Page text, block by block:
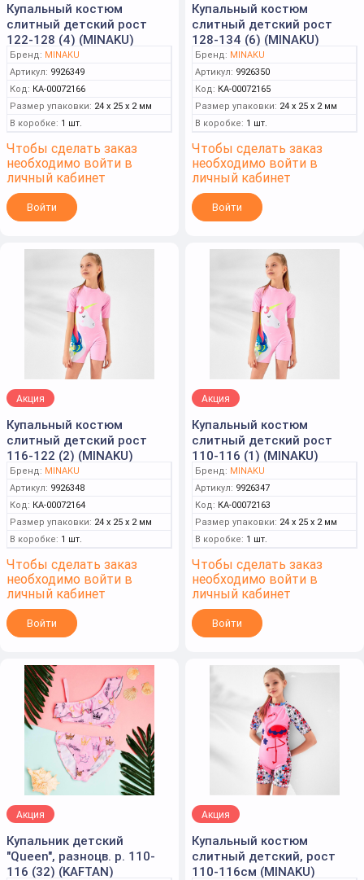
Купальный костюм
слитный детский рост
122-128 (4) (MINAKU)
Бренд: MINAKU
Артикул: 9926349
Код: КА-00072166
Размер упаковки: 24 x 25 x 2 мм
В коробке: 1 шт.
Чтобы сделать заказ
необходимо войти в
личный кабинет
Войти
Купальный костюм
слитный детский рост
128-134 (6) (MINAKU)
Бренд: MINAKU
Артикул: 9926350
Код: КА-00072165
Размер упаковки: 24 x 25 x 2 мм
В коробке: 1 шт.
Чтобы сделать заказ
необходимо войти в
личный кабинет
Войти
Акция
Купальный костюм
слитный детский рост
116-122 (2) (MINAKU)
Бренд: MINAKU
Артикул: 9926348
Код: КА-00072164
Размер упаковки: 24 x 25 x 2 мм
В коробке: 1 шт.
Чтобы сделать заказ
необходимо войти в
личный кабинет
Войти
Акция
Купальный костюм
слитный детский рост
110-116 (1) (MINAKU)
Бренд: MINAKU
Артикул: 9926347
Код: КА-00072163
Размер упаковки: 24 x 25 x 2 мм
В коробке: 1 шт.
Чтобы сделать заказ
необходимо войти в
личный кабинет
Войти
Акция
Купальник детский
"Queen", разноцв. р. 110-
116 (32) (KAFTAN)
Акция
Купальный костюм
слитный детский, рост
110-116см (MINAKU)